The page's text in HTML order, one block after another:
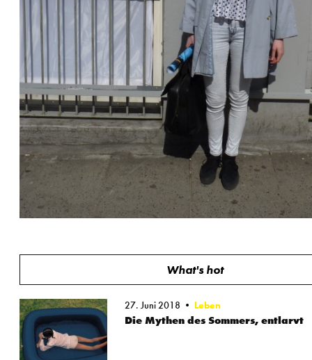
What's hot
27. Juni 2018 Leben
Die Mythen des Sommers, entlarvt